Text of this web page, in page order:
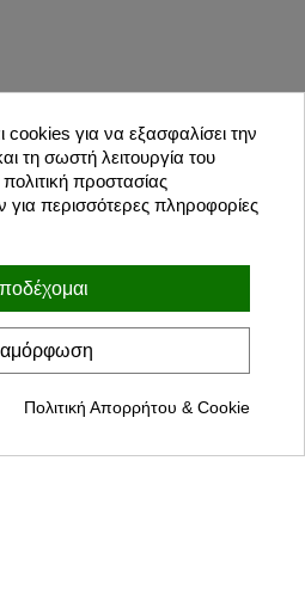
και την πολιτική προσωπικών
cookies για να εξασφαλίσει την
τη σωστή λειτουργία του
προστασίας
περισσότερες πληροφορίες
Πολιτική Απορρήτου & Cookie